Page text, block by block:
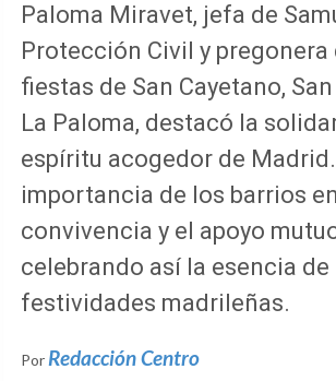
Paloma Miravet, jefa de
Protección Civil y pregonera
fiestas de San Cayetano,
La Paloma, destacó la
espíritu acogedor de
importancia de los barrios
convivencia y el apoyo
celebrando así la esencia de
festividades madrileñas.
Por Redacción Centro